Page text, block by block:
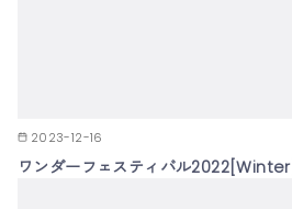
2023-12-16
ワンダーフェスティバル2022[Winter]